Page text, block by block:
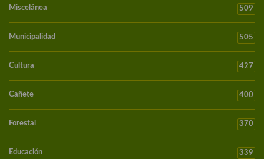
Miscelánea 509
Municipalidad 505
Cultura 427
Cañete 400
Forestal 370
Educación 339